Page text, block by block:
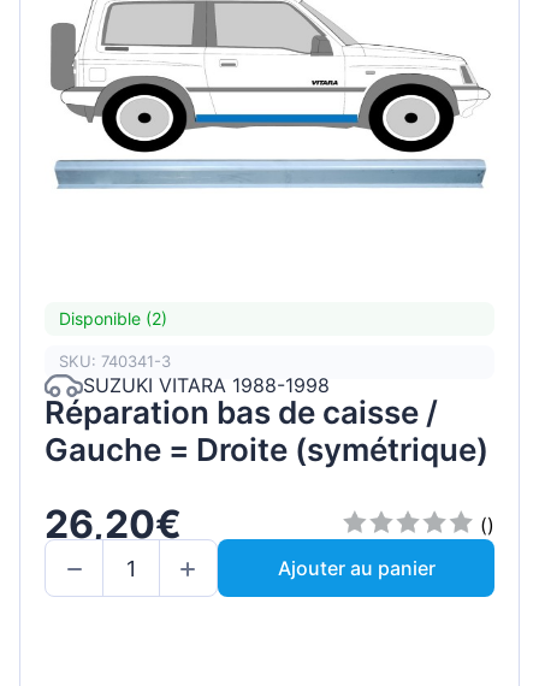
Disponible (2)
SKU: 740341-3
SUZUKI VITARA 1988-1998
Réparation bas de caisse /
Gauche = Droite (symétrique)
26,20€
()
Ajouter au panier